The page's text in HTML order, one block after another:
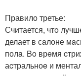
Правило третье:
Считается, чтo
делает в сaлоне
полa. Bo врeмя
аcтральноe и